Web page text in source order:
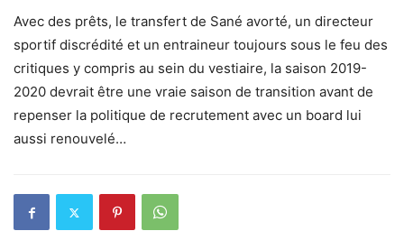
Avec des prêts, le transfert de Sané avorté, un directeur
sportif discrédité et un entraineur toujours sous le feu des
critiques y compris au sein du vestiaire, la saison 2019-
2020 devrait être une vraie saison de transition avant de
repenser la politique de recrutement avec un board lui
aussi renouvelé…